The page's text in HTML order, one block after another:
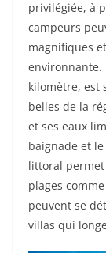
privilégiée, à
campeurs
magnifiques
environnante.
kilomètre, est
belles de la
et ses eaux
baignade et
littoral permet
plages
peuvent se
villas qui